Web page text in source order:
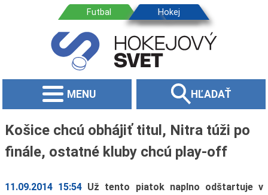
MENU HĽADAŤ
Košice chcú obhájiť titul, Nitra túži po
finále, ostatné kluby chcú play-off
11.09.2014 15:54 Už tento piatok naplno odštartuje v